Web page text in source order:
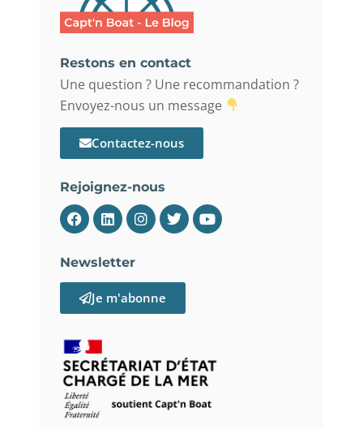
Restons en contact
Une question ? Une recommandation ?
Envoyez-nous un message
Contactez-nous
Rejoignez-nous
Newsletter
Je m'abonne